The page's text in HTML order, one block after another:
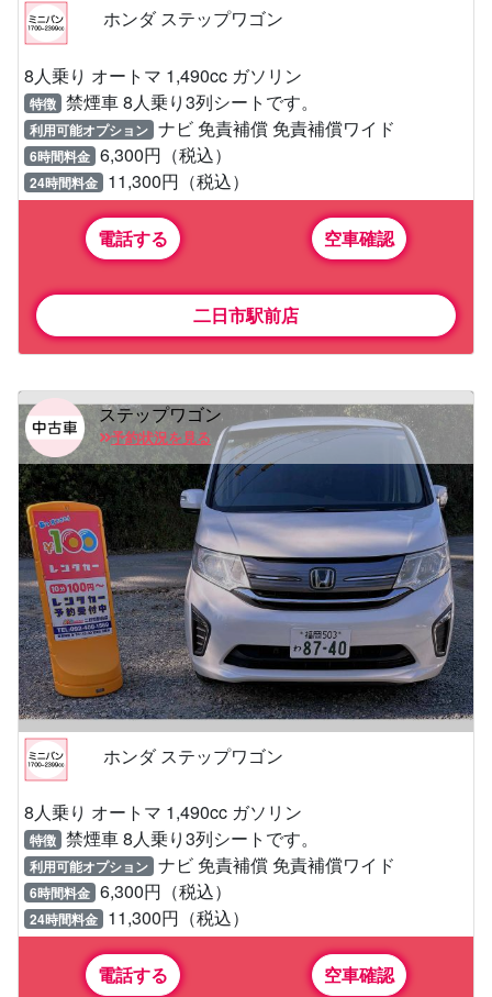
ホンダ ステップワゴン
8人乗り オートマ 1,490cc ガソリン
特徴 禁煙車 8人乗り3列シートです。
利用可能オプション ナビ 免責補償 免責補償ワイド
6時間料金 6,300円（税込）
24時間料金 11,300円（税込）
電話する 空車確認
二日市駅前店
ステップワゴン
予約状況を見る
ホンダ ステップワゴン
8人乗り オートマ 1,490cc ガソリン
特徴 禁煙車 8人乗り3列シートです。
利用可能オプション ナビ 免責補償 免責補償ワイド
6時間料金 6,300円（税込）
24時間料金 11,300円（税込）
電話する 空車確認